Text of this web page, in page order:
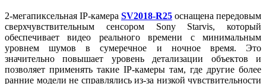
2-мегапиксельная IP-камера SV2018-R25 оснащена передовым
сверхчувствительным сенсором Sony Starvis, который
обеспечивает видео реального времени с минимальным
уровнем шумов в сумеречное и ночное время. Это
значительно повышает уровень детализации объектов и
позволяет применять такие IP-камеры там, где другие более
ранние модели не справлялись из-за низкой чувствительности